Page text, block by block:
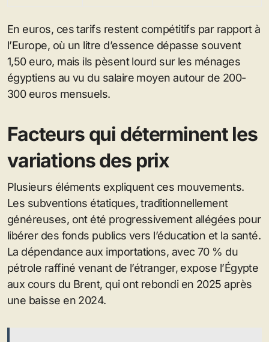
En euros, ces tarifs restent compétitifs par rapport à
l’Europe, où un litre d’essence dépasse souvent
1,50 euro, mais ils pèsent lourd sur les ménages
égyptiens au vu du salaire moyen autour de 200-
300 euros mensuels.
Facteurs qui déterminent les
variations des prix
Plusieurs éléments expliquent ces mouvements.
Les subventions étatiques, traditionnellement
généreuses, ont été progressivement allégées pour
libérer des fonds publics vers l’éducation et la santé.
La dépendance aux importations, avec 70 % du
pétrole raffiné venant de l’étranger, expose l’Égypte
aux cours du Brent, qui ont rebondi en 2025 après
une baisse en 2024.